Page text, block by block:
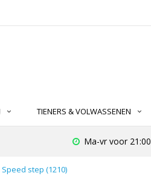
TIENERS & VOLWASSENEN
Ma-vr voor
step (1210)